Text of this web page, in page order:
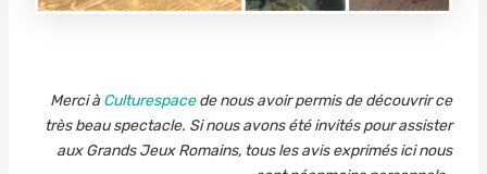
Merci à Culturespacede nous avoir permis de découvrir ce
très beau spectacle. Si nous avons été invités pour assister
aux Grands Jeux Romains, tous les avis exprimés ici nous